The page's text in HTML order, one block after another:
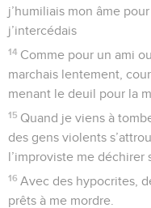
j’humiliais mon âme
j’intercédais
14 Comme pour un ami
marchais lentement,
menant le deuil pour la
15 Quand je viens à
des gens violents
l’improviste me déchirer
16 Avec des hypocrites,
prêts à me mordre.